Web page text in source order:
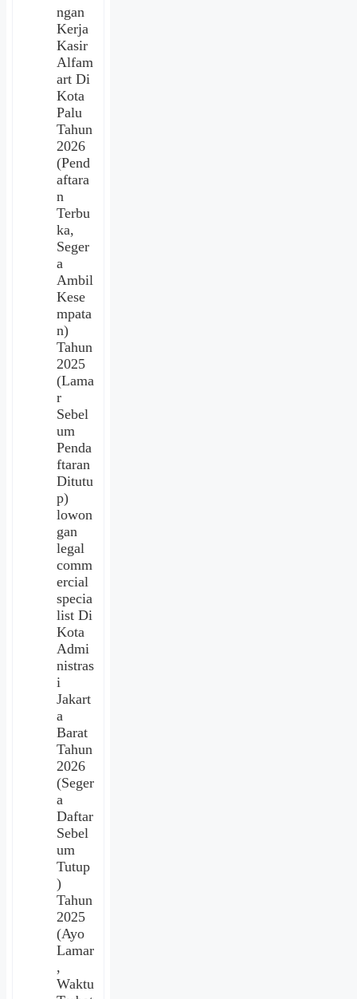
ngan
Kerja
Kasir
Alfam
art Di
Kota
Palu
Tahun
2026
(Pend
aftara
n
Terbu
ka,
Seger
a
Ambil
Kese
mpata
n)
Tahun
2025
(Lama
r
Sebel
um
Penda
ftaran
Ditutu
p)
lowon
gan
legal
comm
ercial
specia
list Di
Kota
Admi
nistras
i
Jakart
a
Barat
Tahun
2026
(Seger
a
Daftar
Sebel
um
Tutup
)
Tahun
2025
(Ayo
Lamar
,
Waktu